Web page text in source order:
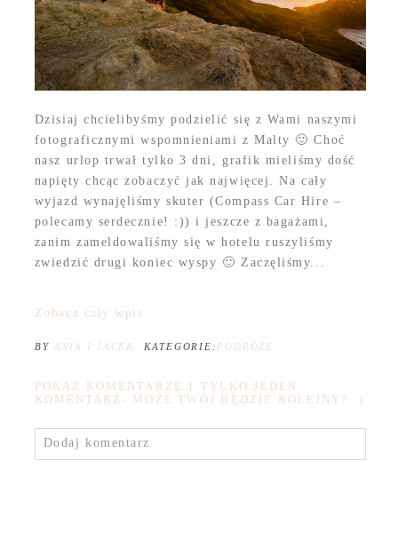
Dzisiaj chcielibyśmy podzielić się z Wami naszymi
fotograficznymi wspomnieniami z Malty 🙂 Choć
nasz urlop trwał tylko 3 dni, grafik mieliśmy dość
napięty chcąc zobaczyć jak najwięcej. Na cały
wyjazd wynajęliśmy skuter (Compass Car Hire –
polecamy serdecznie! :)) i jeszcze z bagażami,
zanim zameldowaliśmy się w hotelu ruszyliśmy
zwiedzić drugi koniec wyspy 🙂 Zaczęliśmy...
Zobacz cały wpis
BY ANIA I JACEK KATEGORIE: PODRÓŻE
POKAŻ KOMENTARZE
1 TYLKO JEDEN
KOMENTARZ- MOŻE TWÓJ BĘDZIE KOLEJNY? :)
Dodaj komentarz